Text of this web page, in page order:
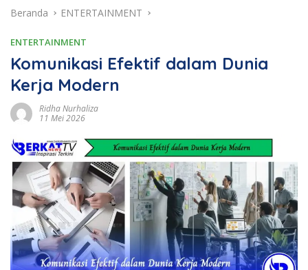
Beranda ENTERTAINMENT
ENTERTAINMENT
Komunikasi Efektif dalam Dunia
Kerja Modern
Ridha Nurhaliza
11 Mei 2026